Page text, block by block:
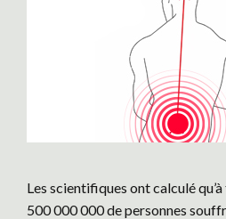
Les scientifiques ont calculé
500 000 000 de personnes